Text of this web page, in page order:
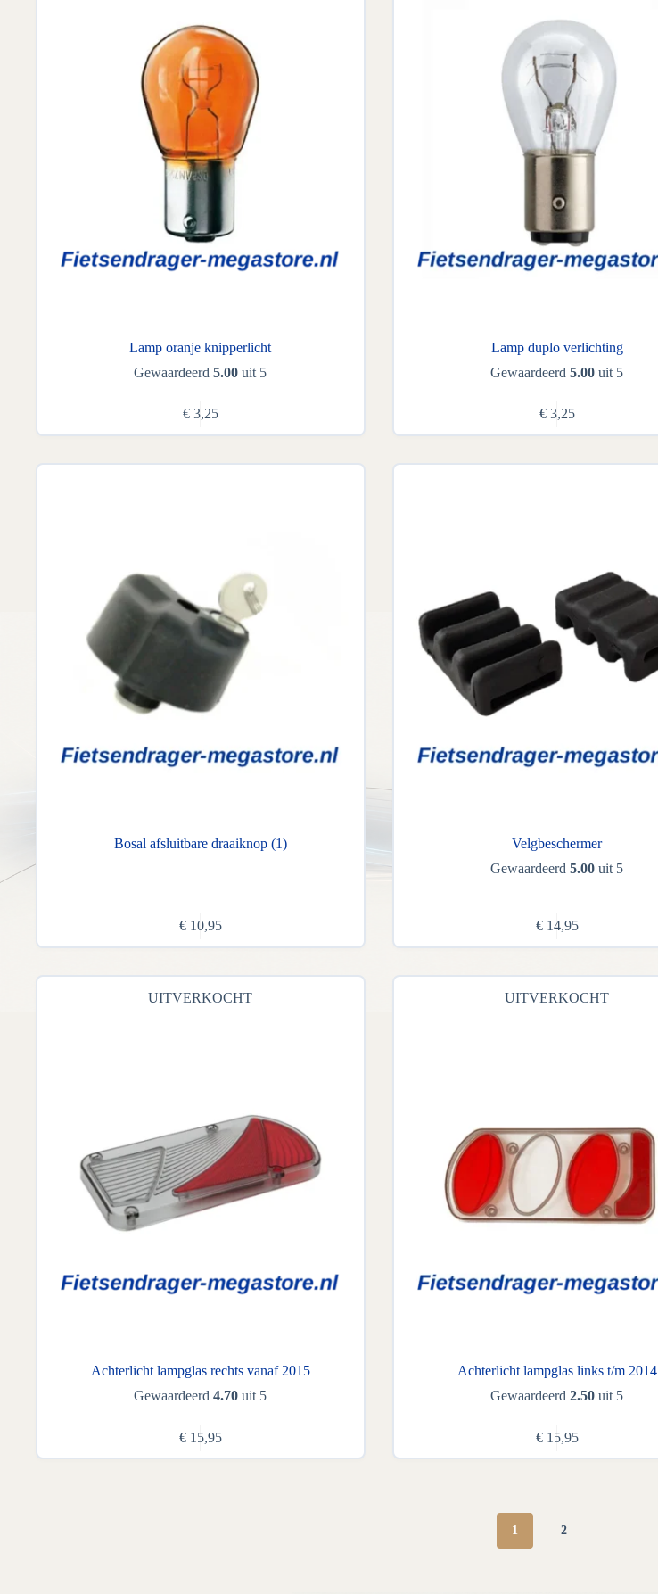
Lamp oranje knipperlicht
Gewaardeerd5.00 uit 5
€3,25
Lamp duplo verlichting
Gewaardeerd5.00 uit 5
€3,25
Bosal afsluitbare draaiknop (1)
€10,95
Velgbeschermer
Gewaardeerd5.00 uit 5
€14,95
UITVERKOCHT
Achterlicht lampglas rechts vanaf 2015
Gewaardeerd4.70 uit 5
€15,95
UITVERKOCHT
Achterlicht lampglas links t/m 2014
Gewaardeerd2.50 uit 5
€15,95
1 2